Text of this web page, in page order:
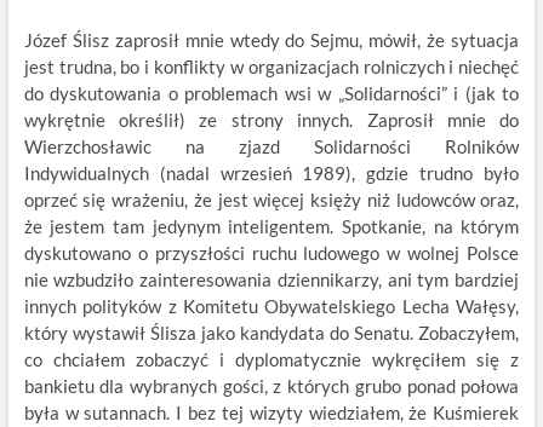
Józef Ślisz zaprosił mnie wtedy do Sejmu, mówił, że sytuacja
jest trudna, bo i konflikty w organizacjach rolniczych i niechęć
do dyskutowania o problemach wsi w „Solidarności” i (jak to
wykrętnie określił) ze strony innych. Zaprosił mnie do
Wierzchosławic na zjazd Solidarności Rolników
Indywidualnych (nadal wrzesień 1989), gdzie trudno było
oprzeć się wrażeniu, że jest więcej księży niż ludowców oraz,
że jestem tam jedynym inteligentem. Spotkanie, na którym
dyskutowano o przyszłości ruchu ludowego w wolnej Polsce
nie wzbudziło zainteresowania dziennikarzy, ani tym bardziej
innych polityków z Komitetu Obywatelskiego Lecha Wałęsy,
który wystawił Ślisza jako kandydata do Senatu. Zobaczyłem,
co chciałem zobaczyć i dyplomatycznie wykręciłem się z
bankietu dla wybranych gości, z których grubo ponad połowa
była w sutannach. I bez tej wizyty wiedziałem, że Kuśmierek